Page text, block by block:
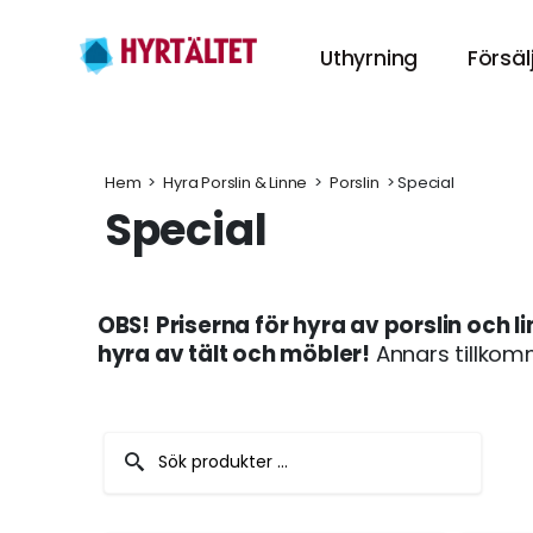
Uthyrning
Porslin
GÖR
Hem > Hyra Porslin & Linne > Porslin > Special
Special
OBS! Priserna för hyra av porslin och
hyra av tält och möbler! Annars